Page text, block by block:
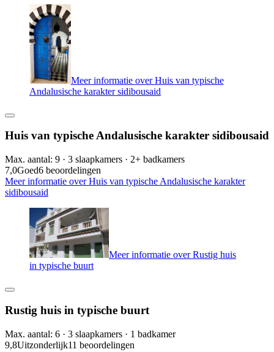
Meer informatie over Huis van typische
Andalusische karakter sidibousaid
Huis van typische Andalusische karakter sidibousaid
Max. aantal: 9 · 3 slaapkamers · 2+ badkamers
7,0Goed6 beoordelingen
Meer informatie over Huis van typische Andalusische karakter
sidibousaid
Meer informatie over Rustig huis
in typische buurt
Rustig huis in typische buurt
Max. aantal: 6 · 3 slaapkamers · 1 badkamer
9,8Uitzonderlijk11 beoordelingen